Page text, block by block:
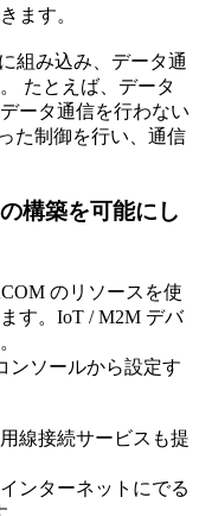
ます。
組み込み、データ通
たとえば、データ
ータ通信を行わない
た制御を行い、通信
構築を可能にし
のリソースを使
す。IoT / M2M デバ
ンソールから設定す
線接続サービスも提
ンターネットにでる